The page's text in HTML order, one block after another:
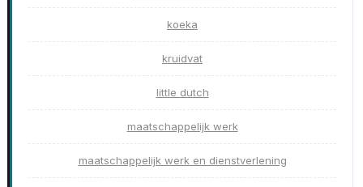
koeka
kruidvat
little dutch
maatschappelijk werk
maatschappelijk werk en dienstverlening